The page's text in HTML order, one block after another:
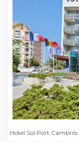
Hotel Sol Port Cambrils